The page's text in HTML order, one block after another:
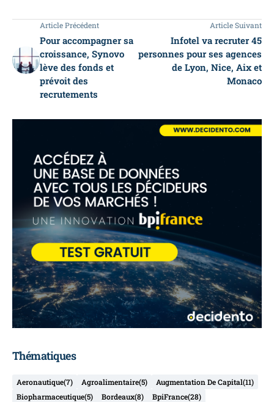
Article Précédent
Pour accompagner sa
croissance, Synovo
lève des fonds et
prévoit des
recrutements
Article Suivant
Infotel va recruter 45
personnes pour ses agences
de Lyon, Nice, Aix et
Monaco
Thématiques
Aeronautique(7) Agroalimentaire(5) Augmentation De Capital(11)
Biopharmaceutique(5) Bordeaux(8) BpiFrance(28)